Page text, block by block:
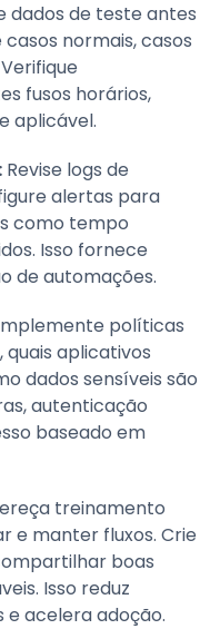
dados de teste antes
normais, casos
fusos horários,
aplicável.
Revise logs de
alertas para
como tempo
Isso fornece
de automações.
políticas
aplicativos
dados sensíveis são
autenticação
baseado em
treinamento
e manter fluxos. Crie
boas
Isso reduz
e acelera adoção.